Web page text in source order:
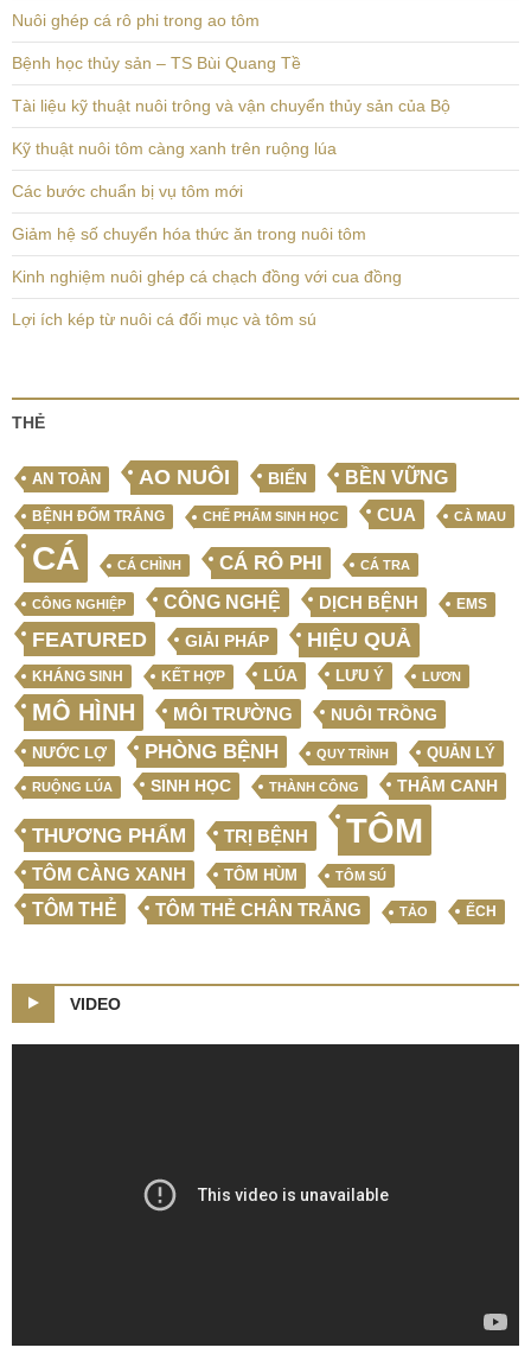
Nuôi ghép cá rô phi trong ao tôm
Bệnh học thủy sản – TS Bùi Quang Tề
Tài liệu kỹ thuật nuôi trông và vận chuyển thủy sản của Bộ
Kỹ thuật nuôi tôm càng xanh trên ruộng lúa
Các bước chuẩn bị vụ tôm mới
Giảm hệ số chuyển hóa thức ăn trong nuôi tôm
Kinh nghiệm nuôi ghép cá chạch đồng với cua đồng
Lợi ích kép từ nuôi cá đối mục và tôm sú
THẺ
AN TOÀN AO NUÔI BIỂN BỀN VỮNG
BỆNH ĐỐM TRẮNG CHẾ PHẨM SINH HỌC CUA CÀ MAU
CÁ CÁ CHÌNH CÁ RÔ PHI CÁ TRA
CÔNG NGHIỆP CÔNG NGHỆ DỊCH BỆNH EMS
FEATURED GIẢI PHÁP HIỆU QUẢ
KHÁNG SINH KẾT HỢP LÚA LƯU Ý LƯƠN
MÔ HÌNH MÔI TRƯỜNG NUÔI TRỒNG
NƯỚC LỢ PHÒNG BỆNH QUY TRÌNH QUẢN LÝ
RUỘNG LÚA SINH HỌC THÀNH CÔNG THÂM CANH
THƯƠNG PHẨM TRỊ BỆNH TÔM
TÔM CÀNG XANH TÔM HÙM TÔM SÚ
TÔM THẺ TÔM THẺ CHÂN TRẮNG TẢO ẾCH
VIDEO